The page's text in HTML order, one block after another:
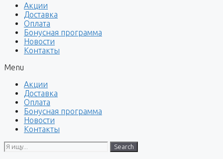
Акции
Доставка
Оплата
Бонусная программа
Новости
Контакты
Menu
Акции
Доставка
Оплата
Бонусная программа
Новости
Контакты
Search